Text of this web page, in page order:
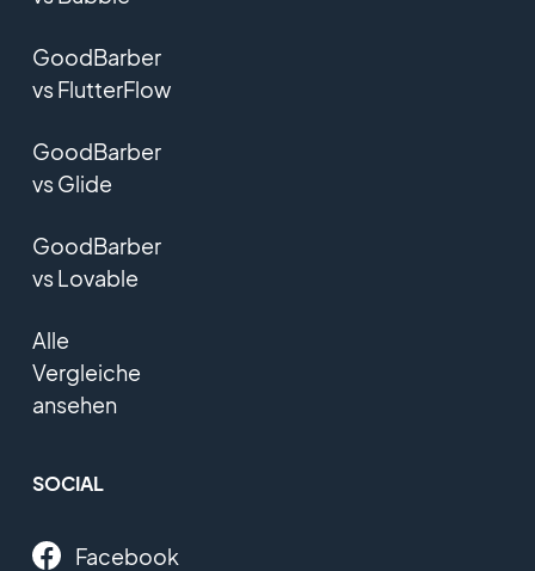
GoodBarber
vs FlutterFlow
GoodBarber
vs Glide
GoodBarber
vs Lovable
Alle
Vergleiche
ansehen
SOCIAL
Facebook